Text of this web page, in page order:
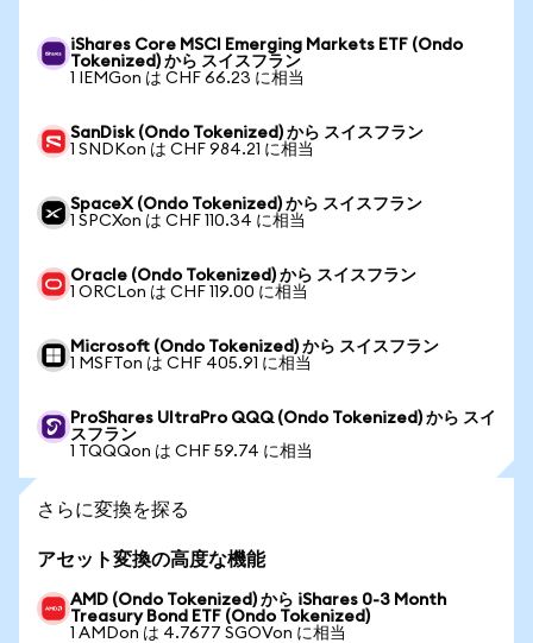
iShares Core MSCI Emerging Markets ETF (Ondo
Tokenized) から スイスフラン
1 IEMGon は CHF 66.23 に相当
SanDisk (Ondo Tokenized) から スイスフラン
1 SNDKon は CHF 984.21 に相当
SpaceX (Ondo Tokenized) から スイスフラン
1 SPCXon は CHF 110.34 に相当
Oracle (Ondo Tokenized) から スイスフラン
1 ORCLon は CHF 119.00 に相当
Microsoft (Ondo Tokenized) から スイスフラン
1 MSFTon は CHF 405.91 に相当
ProShares UltraPro QQQ (Ondo Tokenized) から スイ
スフラン
1 TQQQon は CHF 59.74 に相当
さらに変換を探る
アセット変換の高度な機能
AMD (Ondo Tokenized) から iShares 0-3 Month
Treasury Bond ETF (Ondo Tokenized)
1 AMDon は 4.7677 SGOVon に相当